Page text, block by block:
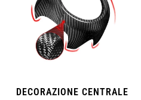
DECORAZIONE CENTRALE